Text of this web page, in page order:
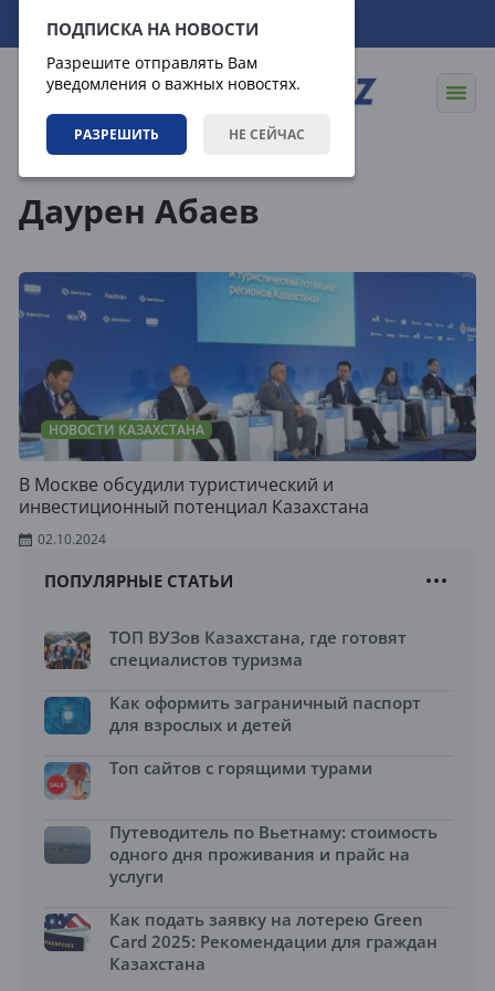
ПОДПИСКА НА НОВОСТИ
Разрешите отправлять Вам
уведомления о важных новостях.
РАЗРЕШИТЬ НЕ СЕЙЧАС
08.08.2026 20:21:45
Даурен Абаев
НОВОСТИ КАЗАХСТАНА
В Москве обсудили туристический и
инвестиционный потенциал Казахстана
02.10.2024
ПОПУЛЯРНЫЕ СТАТЬИ
ТОП ВУЗов Казахстана, где готовят
специалистов туризма
Как оформить заграничный паспорт
для взрослых и детей
Топ сайтов с горящими турами
Путеводитель по Вьетнаму: стоимость
одного дня проживания и прайс на
услуги
Как подать заявку на лотерею Green
Card 2025: Рекомендации для граждан
Казахстана